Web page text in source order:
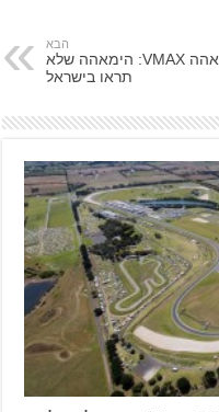
הבא
ימאהה VMAX: הימאהה שלא
תראו בישראל